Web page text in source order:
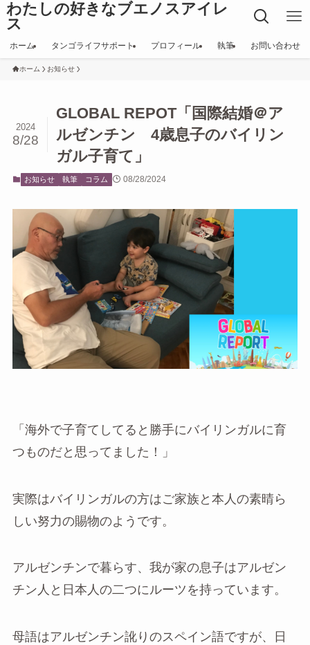
わたしの好きなブエノスアイレ
ス
ホーム タンゴライフサポート プロフィール 執筆 お問い合わせ
ホーム お知らせ
GLOBAL REPOT「国際結婚＠ア
ルゼンチン 4歳息子のバイリン
ガル子育て」
2024
8/28
お知らせ 執筆 コラム 08/28/2024
「海外で子育てしてると勝手にバイリンガルに育
つものだと思ってました！」
実際はバイリンガルの方はご家族と本人の素晴ら
しい努力の賜物のようです。
アルゼンチンで暮らす、我が家の息子はアルゼン
チン人と日本人の二つにルーツを持っています。
母語はアルゼンチン訛りのスペイン語ですが、日